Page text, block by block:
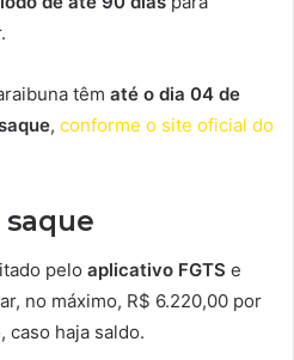
têm até o dia 04 de
, conforme o site oficial do
pelo aplicativo FGTS e
no máximo, R$ 6.220,00 por
caso haja saldo.